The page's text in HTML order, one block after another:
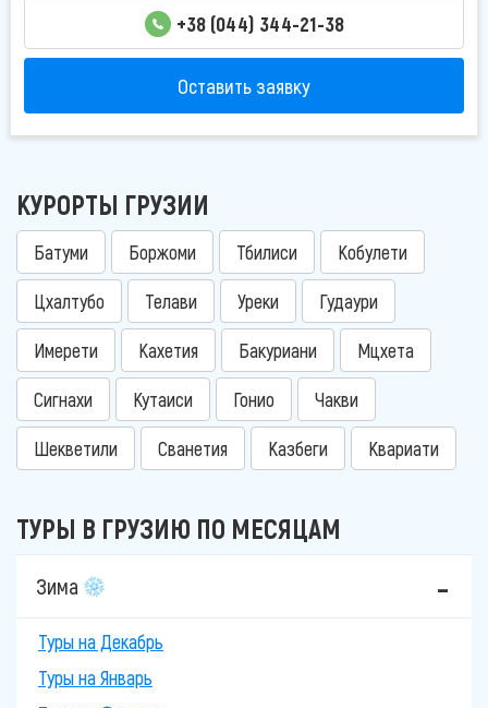
+38 (044) 344-21-38
Оставить заявку
КУРОРТЫ ГРУЗИИ
Батуми Боржоми Тбилиси Кобулети
Цхалтубо Телави Уреки Гудаури
Имерети Кахетия Бакуриани Мцхета
Сигнахи Кутаиси Гонио Чакви
Шекветили Сванетия Казбеги Квариати
ТУРЫ В ГРУЗИЮ ПО МЕСЯЦАМ
Зима
Туры на Декабрь
Туры на Январь